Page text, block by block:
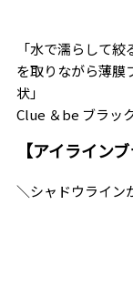
「水で濡らして
を取りながら薄膜
状」
Clue ＆be ブラッ
【アイラインブ
＼シャドウライ